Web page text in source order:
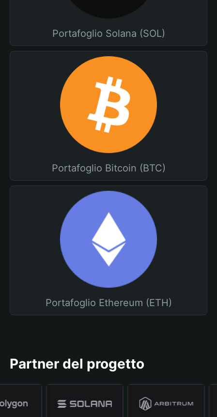
Portafoglio Solana (SOL)
Portafoglio Bitcoin (BTC)
Portafoglio Ethereum (ETH)
Partner del progetto